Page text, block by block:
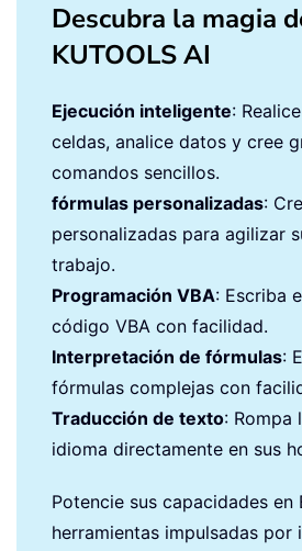
Descubra la magia
KUTOOLS AI
Ejecución inteligente:
celdas, analice datos y cree
comandos sencillos.
fórmulas personalizadas:
personalizadas para agilizar
trabajo.
Programación VBA: Escriba
código VBA con facilidad.
Interpretación de fórmulas:
fórmulas complejas con
Traducción de texto: Rompa
idioma directamente en sus
Potencie sus capacidades en
herramientas impulsadas por